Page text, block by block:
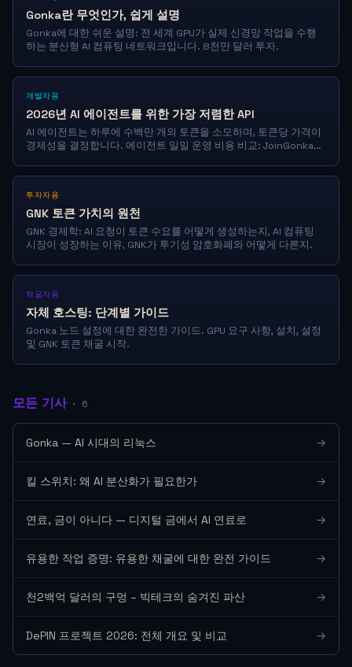
Gonka란 무엇인가, 쉽게 설명
Gonka에 대한 쉬운 설명: 전 세계 GPU가 실제 신경망 작업을 수행
하는 분산형 AI 컴퓨팅 네트워크입니다. 8천만 달러 투자.
개발자용
2026년 AI 에이전트를 위한 가장 저렴한 API
AI 에이전트는 하루에 수백만 개의 토큰을 소모하며, 토큰당 가격이
경제성을 결정합니다. 에이전트 일일 운영 비용 비교: JoinGonka
투자자용
GNK 토큰 가치의 원천
GNK 경제학: AI 요청이 토큰 수요를 어떻게 생성하는지, AI 컴퓨팅
시장이 성장하는 이유, GNK가 투기성 암호화폐와 어떻게 다른지.
채굴자용
자체 호스팅: 단계별 가이드
Gonka 노드 설정에 대한 완전한 가이드. GPU 요구 사항, 설치, 설정
및 GNK 토큰 채굴 시작.
모든 기사 · 6
Gonka — AI 시대의 리눅스 →
킬 스위치: 왜 AI 분산화가 필요한가 →
연료, 금이 아니다 — 디지털 금에서 AI 연료로 →
유용한 작업 증명: 유용한 채굴에 대한 완전 가이드 →
천2백억 달러의 구멍 – 빅테크의 숨겨진 파산 →
DePIN 프로젝트 2026: 전체 개요 및 비교 →